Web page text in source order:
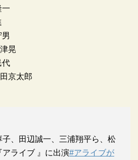
一
晃
代
京太郎
、田辺誠一、三浦翔平ら、松
ライブ 』に出演#アライブが